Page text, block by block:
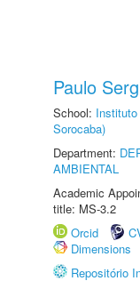
Paulo
School:
Sorocaba)
Department:
AMBIENTAL
Academic
title: MS-3.2
Orcid
Dimensions
Repositório